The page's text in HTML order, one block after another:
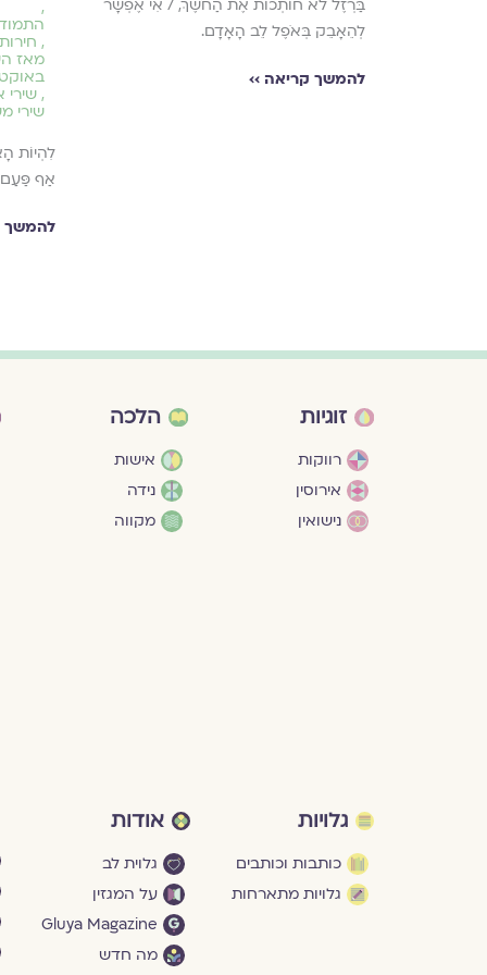
בַּרְזֶל לֹא חוֹתְכוֹת אֶת הַחֹשֶׁךְ, / אִי אֶפְשָׁר
לְהֵאָבֵק בְּאֹפֶל לֵב הָאָדָם.
להמשך קריאה ››
,
, חירות
מאז
, שירי
שירי
לִהְיוֹת
אַף
להמשך
זוגיות
רווקות
אירוסין
נישואין
הלכה
אישות
נידה
מקווה
גלויות
כותבות וכותבים
גלויות מתארחות
אודות
גלוית לב
על המגזין
Gluya Magazine
מה חדש